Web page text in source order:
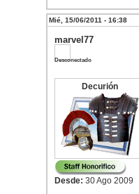
Mié, 15/06/2011 - 16:38
marvel77
Desconectado
Decurión
Desde: 30 Ago 2009